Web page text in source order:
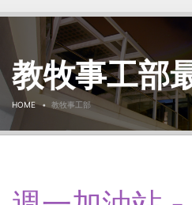
教牧事工部
HOME 教牧事工部